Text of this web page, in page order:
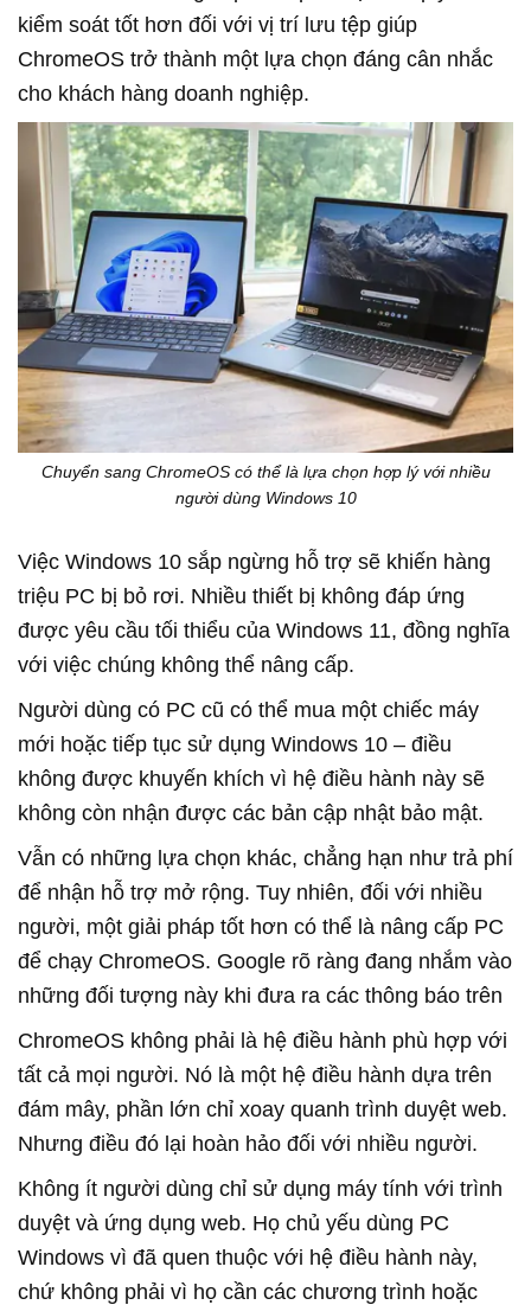
kiểm soát tốt hơn đối với vị trí lưu tệp giúp
ChromeOS trở thành một lựa chọn đáng cân nhắc
cho khách hàng doanh nghiệp.
Chuyển sang ChromeOS có thể là lựa chọn hợp lý với nhiều
người dùng Windows 10
Việc Windows 10 sắp ngừng hỗ trợ sẽ khiến hàng
triệu PC bị bỏ rơi. Nhiều thiết bị không đáp ứng
được yêu cầu tối thiểu của Windows 11, đồng nghĩa
với việc chúng không thể nâng cấp.
Người dùng có PC cũ có thể mua một chiếc máy
mới hoặc tiếp tục sử dụng Windows 10 – điều
không được khuyến khích vì hệ điều hành này sẽ
không còn nhận được các bản cập nhật bảo mật.
Vẫn có những lựa chọn khác, chẳng hạn như trả phí
để nhận hỗ trợ mở rộng. Tuy nhiên, đối với nhiều
người, một giải pháp tốt hơn có thể là nâng cấp PC
để chạy ChromeOS. Google rõ ràng đang nhắm vào
những đối tượng này khi đưa ra các thông báo trên
ChromeOS không phải là hệ điều hành phù hợp với
tất cả mọi người. Nó là một hệ điều hành dựa trên
đám mây, phần lớn chỉ xoay quanh trình duyệt web.
Nhưng điều đó lại hoàn hảo đối với nhiều người.
Không ít người dùng chỉ sử dụng máy tính với trình
duyệt và ứng dụng web. Họ chủ yếu dùng PC
Windows vì đã quen thuộc với hệ điều hành này,
chứ không phải vì họ cần các chương trình hoặc